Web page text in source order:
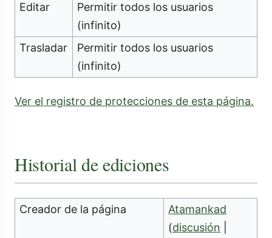
Editar
Permitir todos los usuarios
(infinito)
Trasladar
Permitir todos los usuarios
(infinito)
Ver el registro de protecciones de esta página.
Historial de ediciones
Creador de la página
Atamankad
(discusión